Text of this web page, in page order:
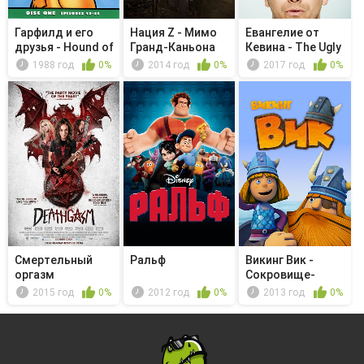
Гарфилд и его
друзья - Hound of
the A...1988 год 0%
Нация Z - Мимо
Гранд-Каньона
мы не пр...
2014 год 0%
Евангелие от
Кевина - The Ugly
Sleep2017 год 0%
Смертельный
оргазм
2015 год 0%
Ральф
2012 год 0%
Викинг Вик -
Сокровище-
невидимка
2013 год 0%